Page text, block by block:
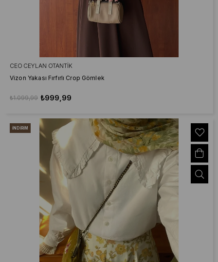
CEO CEYLAN OTANTIK
Vizon Yakası Fırfırlı Crop Gömlek
₺999,99
₺1.099,99
İNDIRIM